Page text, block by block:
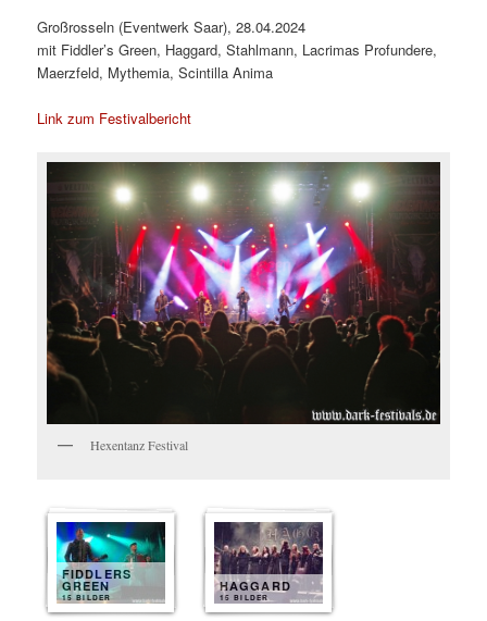
Großrosseln (Eventwerk Saar), 28.04.2024
mit Fiddler’s Green, Haggard, Stahlmann, Lacrimas Profundere,
Maerzfeld, Mythemia, Scintilla Anima
Link zum Festivalbericht
Hexentanz Festival
FIDDLERS
GREEN
15 BILDER
HAGGARD
15 BILDER